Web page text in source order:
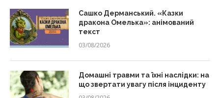
Сашко Дерманський. «Казки
дракона Омелька»: анімований
текст
03/08/2026
Домашні травми та їхні наслідки: на
що звертати увагу після інциденту